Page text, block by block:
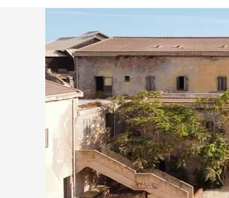
200 manifesti per i 200 anni di Carlo